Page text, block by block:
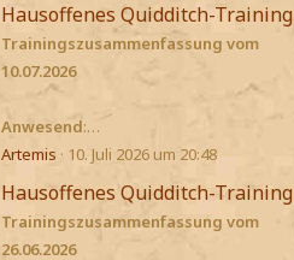
Hausoffenes Quidditch-Training
Trainingszusammenfassung vom
10.07.2026
Anwesend:…
Artemis
10. Juli 2026 um 20:48
Hausoffenes Quidditch-Training
Trainingszusammenfassung vom
26.06.2026